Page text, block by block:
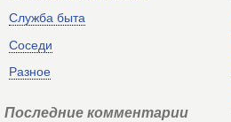
Служба быта
Соседи
Разное
Последние комментарии